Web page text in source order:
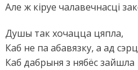
Але ж кіруе чалавечнасці
Душы так хочацца цяпла,
Каб не па абавязку, а ад
Каб дабрыня з нябёс зайшла